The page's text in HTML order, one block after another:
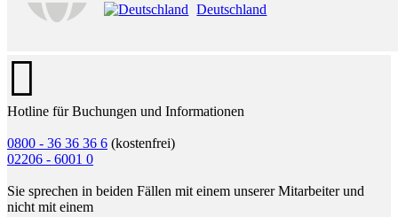
Deutschland
Hotline für Buchungen und Informationen
0800 - 36 36 36 6 (kostenfrei)
02206 - 6001 0
Sie sprechen in beiden Fällen mit einem unserer Mitarbeiter und
nicht mit einem